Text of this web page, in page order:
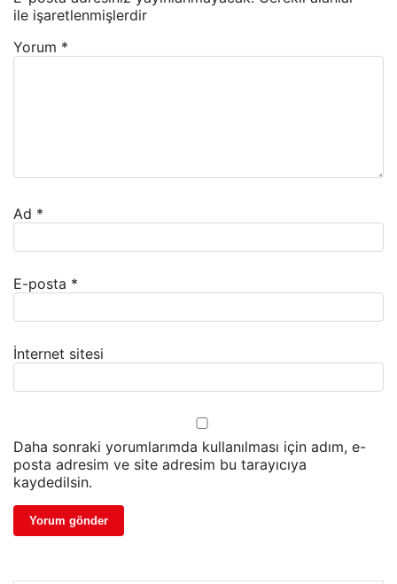
ile işaretlenmişlerdir
Yorum *
Ad *
E-posta *
İnternet sitesi
Daha sonraki yorumlarımda kullanılması için adım, e-
posta adresim ve site adresim bu tarayıcıya
kaydedilsin.